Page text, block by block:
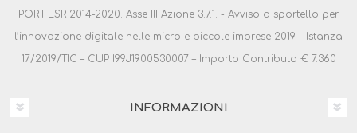
POR FESR 2014-2020. Asse III Azione 3.7.1. - Avviso a sportello per
l’innovazione digitale nelle micro e piccole imprese 2019 - Istanza
17/2019/TIC – CUP I99J1900530007 – Importo Contributo € 7.360
INFORMAZIONI